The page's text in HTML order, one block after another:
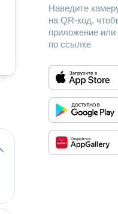
Наведите
на QR-код,
приложение или
по ссылке